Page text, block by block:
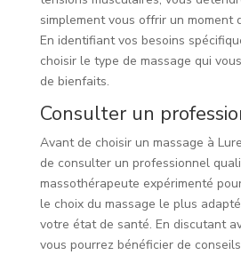
simplement vous offrir un moment
En identifiant vos besoins
choisir le type de massage qui
de bienfaits.
Consulter un
Avant de choisir un massage à
de consulter un professionnel
massothérapeute expérimenté
le choix du massage le plus
votre état de santé. En discutant
vous pourrez bénéficier de